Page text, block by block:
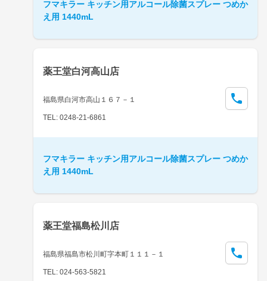
フマキラー キッチン用アルコール除菌スプレー つめか
え用 1440mL
薬王堂白河高山店
福島県白河市高山１６７－１
TEL: 0248-21-6861
フマキラー キッチン用アルコール除菌スプレー つめか
え用 1440mL
薬王堂福島松川店
福島県福島市松川町字本町１１１－１
TEL: 024-563-5821